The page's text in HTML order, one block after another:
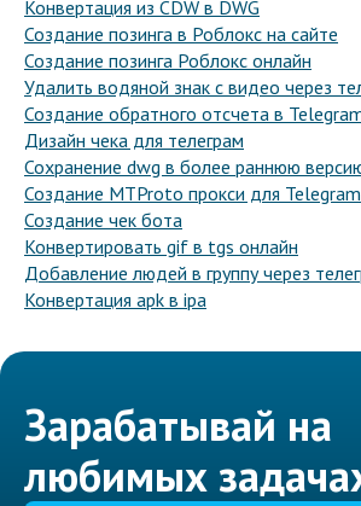
Конвертация из CDW в DWG
Создание позинга в Роблокс на сайте
Создание позинга Роблокс онлайн
Удалить водяной знак с видео через
Создание обратного отсчета в
Дизайн чека для телеграм
Сохранение dwg в более раннюю
Создание MTProto прокси для Telegram
Создание чек бота
Конвертировать gif в tgs онлайн
Добавление людей в группу через
Конвертация apk в ipa
Зарабатывай на
любимых